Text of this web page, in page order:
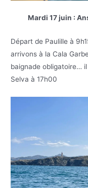
Mardi 17 juin :
Départ de Paulille à
arrivons à la Cala
baignade obligatoire…
Selva à 17h00